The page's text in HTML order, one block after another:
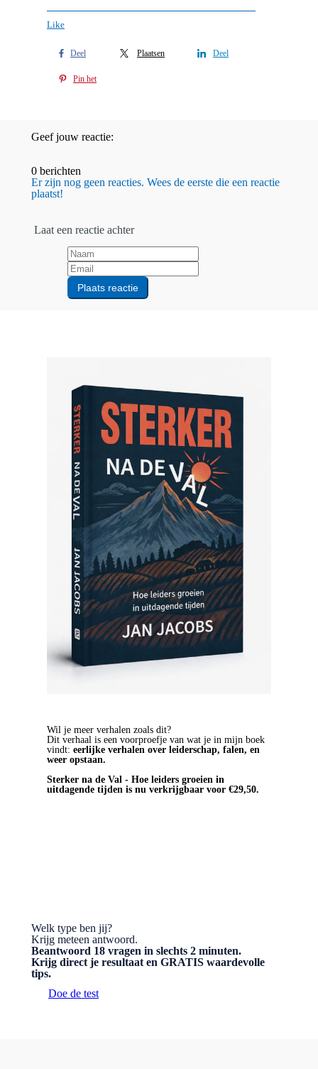
Like
Deel Plaatsen Deel
Pin het
Geef jouw reactie:
0 berichten
Er zijn nog geen reacties. Wees de eerste die een reactie
plaatst!
Laat een reactie achter
Wil je meer verhalen zoals dit?
Dit verhaal is een voorproefje van wat je in mijn boek
vindt: eerlijke verhalen over leiderschap, falen, en
weer opstaan.
Sterker na de Val - Hoe leiders groeien in
uitdagende tijden is nu verkrijgbaar voor €29,50.
Welk type ben jij?
Krijg meteen antwoord.
Beantwoord 18 vragen in slechts 2 minuten.
Krijg direct je resultaat en GRATIS waardevolle
tips.
Doe de test